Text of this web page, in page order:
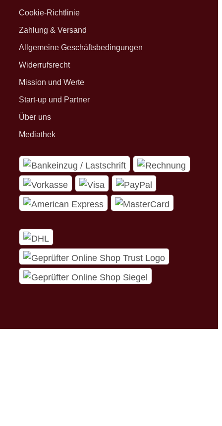
Cookie-Richtlinie
Zahlung & Versand
Allgemeine Geschäftsbedingungen
Widerrufsrecht
Mission und Werte
Start-up und Partner
Über uns
Mediathek